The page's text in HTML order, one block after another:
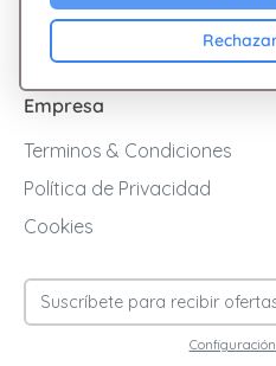
Empresa
Terminos & Condiciones
Política de Privacidad
Cookies